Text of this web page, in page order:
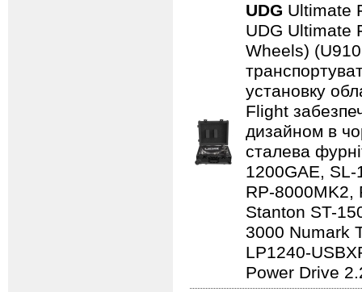
UDG Ultimate
UDG Ultimate
Wheels)
установку
Flight
дизайном в
сталева
1200GAE,
RP-8000MK2,
Stanton ST-
3000 Numark
LP1240-
Power Drive